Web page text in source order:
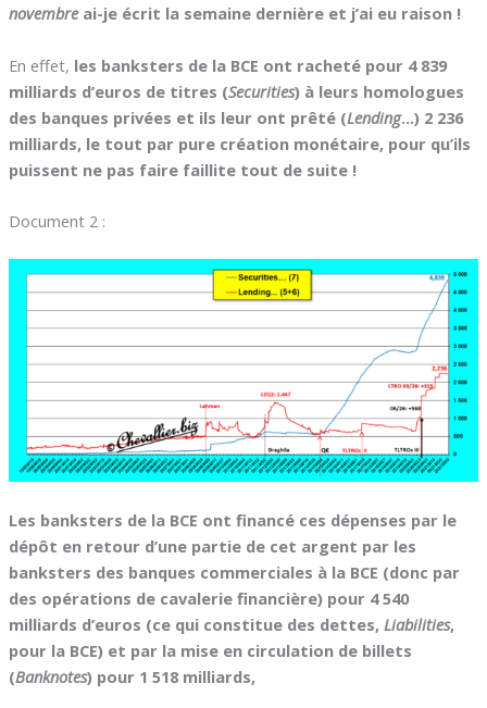
novembreai-je écrit la semaine dernière et j’ai eu raison !
En effet, les banksters de la BCE ont racheté pour 4 839
milliards d’euros de titres (Securities) à leurs homologues
des banques privées et ils leur ont prêté (Lending…) 2 236
milliards, le tout par pure création monétaire, pour qu’ils
puissent ne pas faire faillite tout de suite !
Document 2 :
Les banksters de la BCE ont financé ces dépenses par le
dépôt en retour d’une partie de cet argent par les
banksters des banques commerciales à la BCE (donc par
des opérations de cavalerie financière) pour 4 540
milliards d’euros (ce qui constitue des dettes, Liabilities,
pour la BCE) et par la mise en circulation de billets
(Banknotes) pour 1 518 milliards,